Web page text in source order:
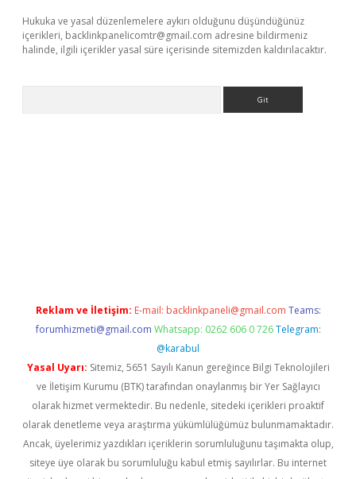
Hukuka ve yasal düzenlemelere aykırı olduğunu düşündüğünüz
içerikleri, backlinkpanelicomtr@gmail.com adresine bildirmeniz
halinde, ilgili içerikler yasal süre içerisinde sitemizden kaldırılacaktır.
Reklam ve İletişim: E-mail: backlinkpaneli@gmail.com Teams:
forumhizmeti@gmail.com Whatsapp: 0262 606 0 726 Telegram:
@karabul
Yasal Uyarı: Sitemiz, 5651 Sayılı Kanun gereğince Bilgi Teknolojileri
ve İletişim Kurumu (BTK) tarafından onaylanmış bir Yer Sağlayıcı
olarak hizmet vermektedir. Bu nedenle, sitedeki içerikleri proaktif
olarak denetleme veya araştırma yükümlülüğümüz bulunmamaktadır.
Ancak, üyelerimiz yazdıkları içeriklerin sorumluluğunu taşımakta olup,
siteye üye olarak bu sorumluluğu kabul etmiş sayılırlar. Bu internet